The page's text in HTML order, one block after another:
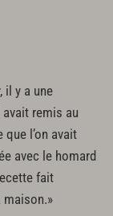
il y a une
avait remis au
l’on avait
avec le homard
fait
maison.»